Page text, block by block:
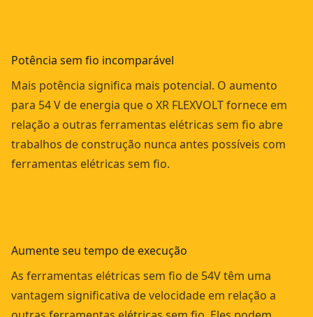
Potência sem fio incomparável
Mais potência significa mais potencial. O aumento
para 54 V de energia que o XR FLEXVOLT fornece em
relação a outras ferramentas elétricas sem fio abre
trabalhos de construção nunca antes possíveis com
ferramentas elétricas sem fio.
Aumente seu tempo de execução
As ferramentas elétricas sem fio de 54V têm uma
vantagem significativa de velocidade em relação a